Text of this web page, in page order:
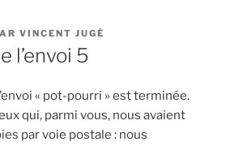
VINCENT JUGÉ
l’envoi 5
« pot-pourri » est terminée.
qui, parmi vous, nous avaient
par voie postale : nous